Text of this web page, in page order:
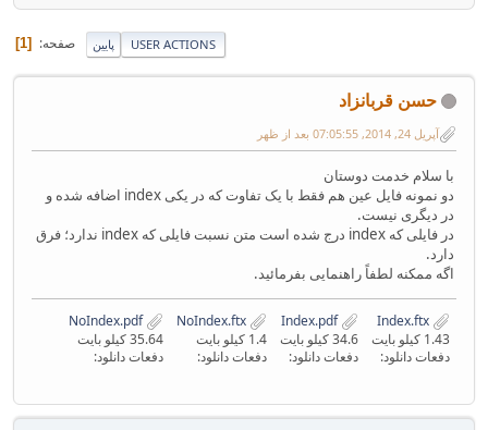
پایین صفحه 1 USER ACTIONS
حسن قربانزاد
آپریل 24, 2014, 07:05:55 بعد از ظهر
با سلام خدمت دوستان
دو نمونه فایل عین هم فقط با یک تفاوت که در یکی index اضافه شده و
در دیگری نیست.
در فایلی که index درج شده است متن نسبت فایلی که index ندارد؛ فرق
دارد.
اگه ممکنه لطفاً راهنمایی بفرمائید.
1.43 کیلو بایت
دفعات دانلود:
Index.pdf
34.6 کیلو بایت
دفعات دانلود:
1.4 کیلو بایت
دفعات دانلود:
NoIndex.pdf
35.64 کیلو بایت
دفعات دانلود: